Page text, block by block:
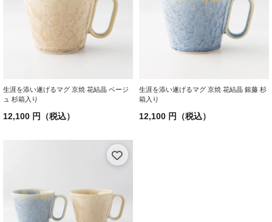
生涯を添い遂げるマグ 京焼 花結晶 ベージ
ュ 杉箱入り
12,100 円（税込）
生涯を添い遂げるマグ 京焼 花結晶 銀藤 杉
箱入り
12,100 円（税込）